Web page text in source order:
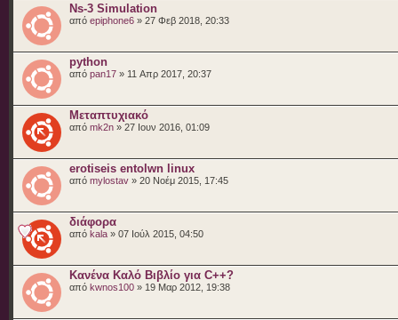
Ns-3 Simulation
από epiphone6 » 27 Φεβ 2018, 20:33
python
από pan17 » 11 Απρ 2017, 20:37
Μεταπτυχιακό
από mk2n » 27 Ιουν 2016, 01:09
erotiseis entolwn linux
από mylostav » 20 Νοέμ 2015, 17:45
διάφορα
από kala » 07 Ιούλ 2015, 04:50
Κανένα Καλό Βιβλίο για C++?
από kwnos100 » 19 Μαρ 2012, 19:38